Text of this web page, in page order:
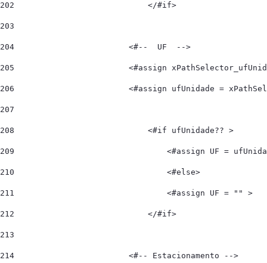
202
</
203
204
                        <#--  UF  -->
205
<#assign
206
<#assign ufUnidade =
207
208
                            <#if ufUnidade?? >
209
<#assign UF =
210
                                <#else>
211
                                <#assign UF = "" >
212
                            </#if>
213
214
                        <#-- Estacionamento -->